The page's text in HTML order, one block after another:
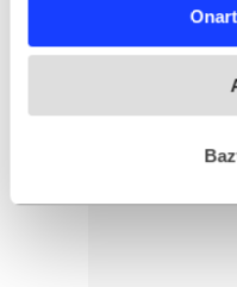
and set your
fitxategiak erabiltzen
esplizitua ematen